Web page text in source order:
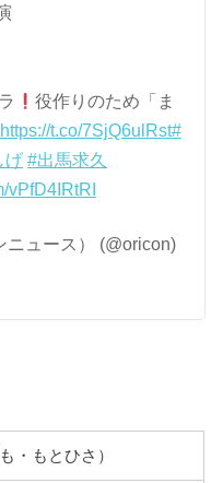
役作りのため「ま
https://t.co/7SjQ6ulRst#
げ #出馬求久
vPfD4IRtRI
ュース） (@oricon)
・もとひさ）